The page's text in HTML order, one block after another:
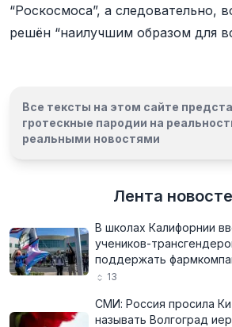
“Роскосмоса”, а следовательно,
решён “наилучшим образом для
Все тексты на этом сайте
гротескные пародии на
реальными новостями
Лента
В школах Калифорнии
учеников-
поддержать
13
СМИ: Россия просила
называть Волгоград